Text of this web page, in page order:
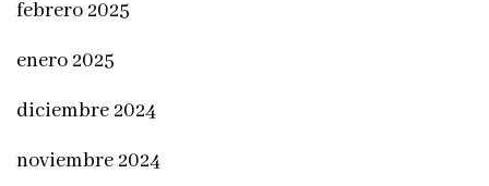
febrero 2025
enero 2025
diciembre 2024
noviembre 2024